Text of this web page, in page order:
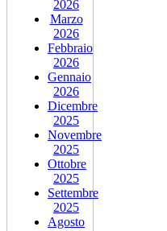
2026
Marzo
2026
Febbraio
2026
Gennaio
2026
Dicembre
2025
Novembre
2025
Ottobre
2025
Settembre
2025
Agosto